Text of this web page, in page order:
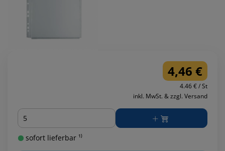
4,46 €
4.46 € / St
inkl. MwSt. & zzgl. Versand
Menge
sofort lieferbar ¹⁾